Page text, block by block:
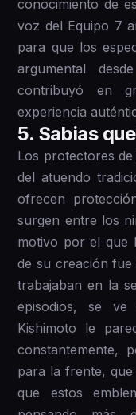
conocimiento de
voz del Equipo 7
para que los
argumental
contribuyó en
experiencia
5 . Sabias
Los protectores
del atuendo
ofrecen
surgen entre los
motivo por el que
de su creación
trabajaban en la
episodios, se
Kishimoto le
constantemente,
para la frente,
que estos